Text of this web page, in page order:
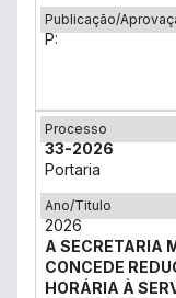
Publicação/
P:
Processo
33-2026
Portaria
Ano/Titulo
2026
A SECRETARIA
CONCEDE
HORÁRIA À